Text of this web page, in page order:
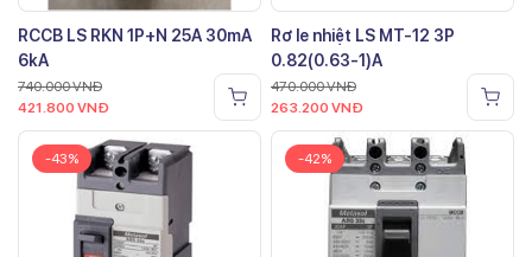
RCCB LS RKN 1P+N 25A 30mA
6kA
740.000VNĐ
421.800 VNĐ
Rơ le nhiệt LS MT-12 3P
0.82(0.63-1)A
470.000VNĐ
263.200 VNĐ
-43% -42%